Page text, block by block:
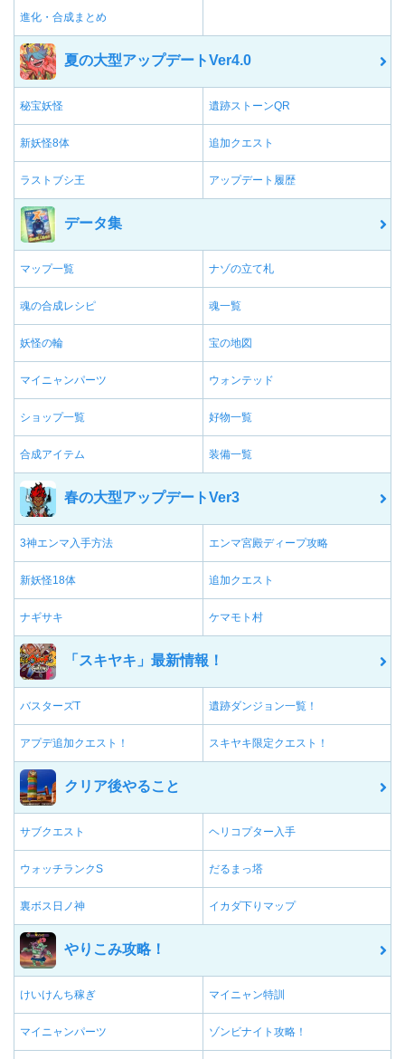
進化・合成まとめ
夏の大型アップデートVer4.0
秘宝妖怪 遺跡ストーンQR
新妖怪8体 追加クエスト
ラストブシ王 アップデート履歴
データ集
マップ一覧 ナゾの立て札
魂の合成レシピ 魂一覧
妖怪の輪 宝の地図
マイニャンパーツ ウォンテッド
ショップ一覧 好物一覧
合成アイテム 装備一覧
春の大型アップデートVer3
3神エンマ入手方法 エンマ宮殿ディープ攻略
新妖怪18体 追加クエスト
ナギサキ ケマモト村
「スキヤキ」最新情報！
バスターズT 遺跡ダンジョン一覧！
アプデ追加クエスト！ スキヤキ限定クエスト！
クリア後やること
サブクエスト ヘリコプター入手
ウォッチランクS だるまっ塔
裏ボス日ノ神 イカダ下りマップ
やりこみ攻略！
けいけんち稼ぎ マイニャン特訓
マイニャンパーツ ゾンビナイト攻略！